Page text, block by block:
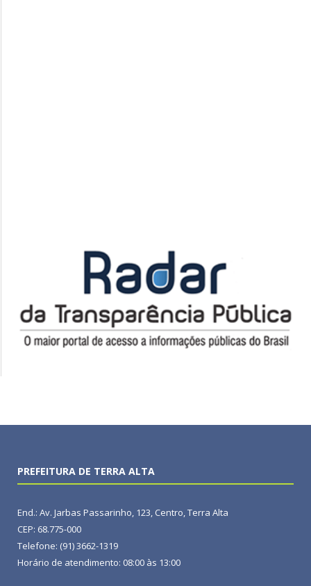
PREFEITURA DE TERRA ALTA
End.: Av. Jarbas Passarinho, 123, Centro, Terra Alta
CEP: 68.775-000
Telefone: (91) 3662-1319
Horário de atendimento: 08:00 às 13:00